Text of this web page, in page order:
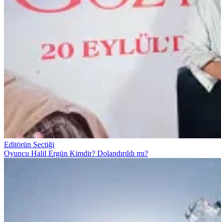
Editörün Seçtiği
Oyuncu Halil Ergün Kimdir? Dolandırıldı mı?